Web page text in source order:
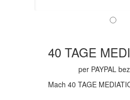
40 TAGE
per PAYPAL
Mach 40 TAGE